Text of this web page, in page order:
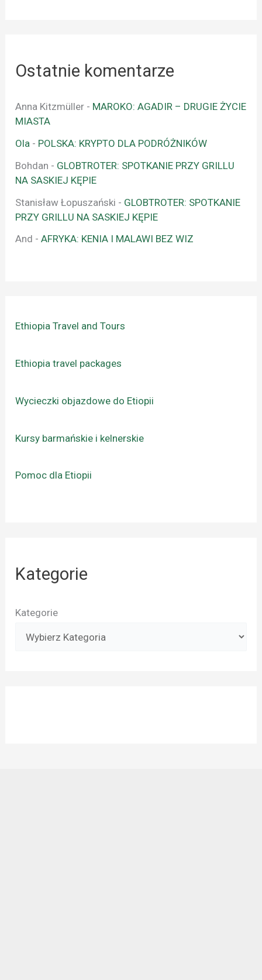
Ostatnie komentarze
Anna Kitzmüller - MAROKO: AGADIR – DRUGIE ŻYCIE
MIASTA
Ola - POLSKA: KRYPTO DLA PODRÓŻNIKÓW
Bohdan - GLOBTROTER: SPOTKANIE PRZY GRILLU
NA SASKIEJ KĘPIE
Stanisław Łopuszański - GLOBTROTER: SPOTKANIE
PRZY GRILLU NA SASKIEJ KĘPIE
And -AFRYKA: KENIA I MALAWI BEZ WIZ
Ethiopia Travel and Tours
Ethiopia travel packages
Wycieczki objazdowe do Etiopii
Kursy barmańskie i kelnerskie
Pomoc dla Etiopii
Kategorie
Kategorie